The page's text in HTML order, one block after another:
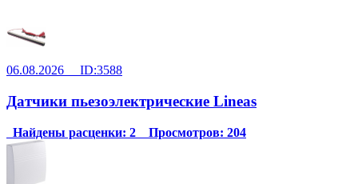
06.08.2026 ID:3588
Датчики пьезоэлектрические Lineas
Найдены расценки: 2 Просмотров: 204